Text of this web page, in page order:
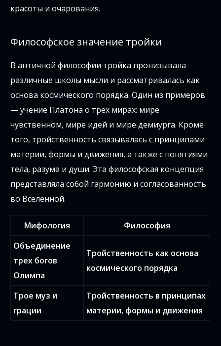
красоты и очарования.
Философское значение тройки
В античной философии тройка пронизывала
различные школы мысли и рассматривалась как
основа космического порядка. Один из примеров
— учение Платона о трех мирах: мире
чувственном, мире идей и мире демиурга. Кроме
того, тройственность связывалась с принципами
материи, формы и движения, а также с понятиями
тела, разума и души. Эта философская концепция
представляла собой гармонию и согласованность
во Вселенной.
Мифология
Философия
Объединение
трех богов
Олимпа
Тройственность как основа
космического порядка
Трое муз и
грации
Тройственность в принципах
материи, формы и движения